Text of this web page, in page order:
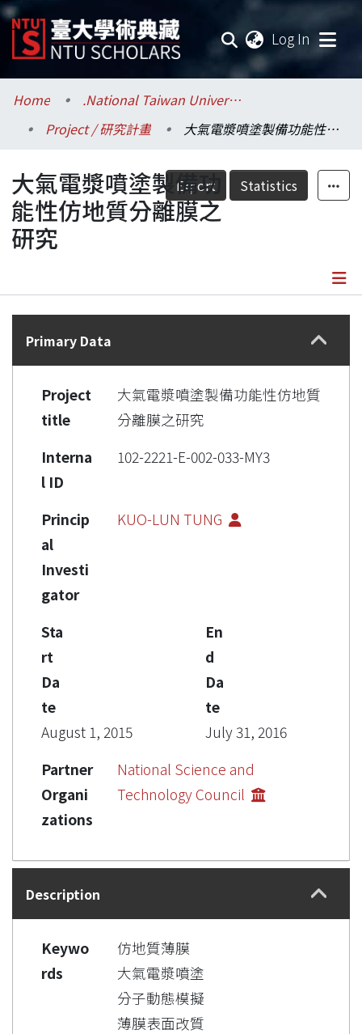
Log In
Communities & Collections
Research Outputs
Fundings & Projects
Researchers
Statistics
Home
.National Taiwan University / 國立臺灣大學
Project / 研究計畫
大氣電漿噴塗製備功能性仿地質分離膜之研究
Export Statistics
大氣電漿噴塗製備功
能性仿地質分離膜之
研究
Details
Primary Data
Project
title
大氣電漿噴塗製備功能性仿地質
分離膜之研究
Interna
l ID
102-2221-E-002-033-MY3
Princip
al
Investi
gator
KUO-LUN TUNG
Sta
rt
Da
te
August 1, 2015
En
d
Da
te
July 31, 2016
Partner
Organi
zations
National Science and
Technology Council
Description
Keywo
rds
仿地質薄膜
大氣電漿噴塗
分子動態模擬
薄膜表面改質